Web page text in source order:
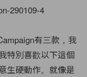
有三款，我
特別喜歡以下這個
生硬動作。就像是